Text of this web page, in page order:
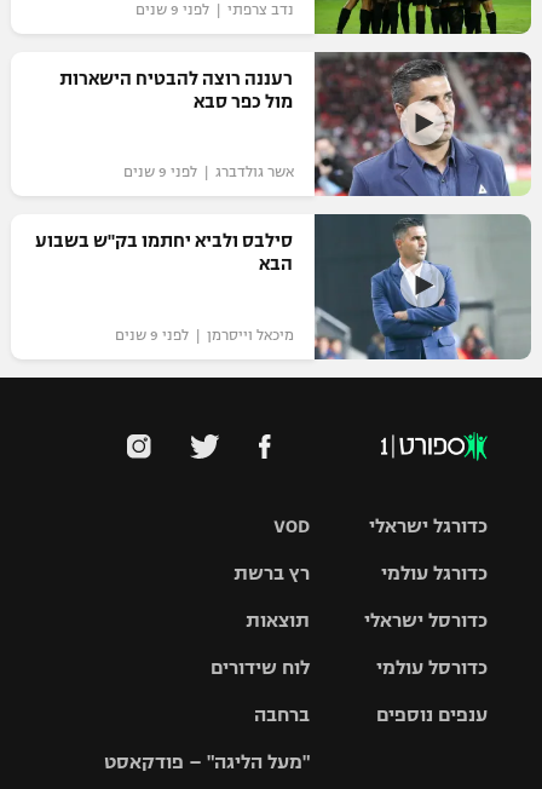
נדב צרפתי | לפני 9 שנים
רעננה רוצה להבטיח הישארות
מול כפר סבא
אשר גולדברג | לפני 9 שנים
סילבס ולביא יחתמו בק"ש בשבוע
הבא
מיכאל וייסרמן | לפני 9 שנים
VOD
רץ ברשת
תוצאות
לוח שידורים
ברחבה
"מעל הליגה" – פודקאסט
כדורגל ישראלי
גביע הטוטו
כדורגל עולמי
האלופות
ליגה
כדורסל ישראלי
סל
כדורסל עולמי
ענפים נוספים